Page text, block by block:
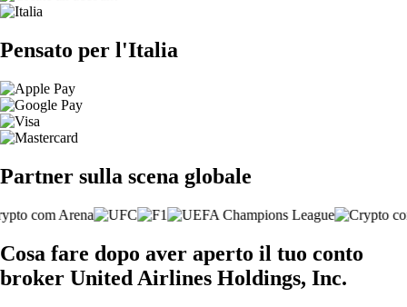
Pensato per l'Italia
Partner sulla scena globale
Cosa fare dopo aver aperto il tuo conto
broker United Airlines Holdings, Inc.